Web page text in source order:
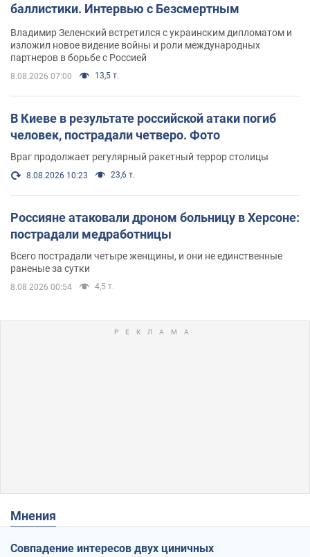
баллистики. Интервью с Безсмертным
Владимир Зеленский встретился с украинским дипломатом и
изложил новое видение войны и роли международных
партнеров в борьбе с Россией
8.08.2026 07:00 13,5 т.
В Киеве в результате российской атаки погиб
человек, пострадали четверо. Фото
Враг продолжает регулярный ракетный террор столицы
8.08.2026 10:23 23,6 т.
Россияне атаковали дроном больницу в Херсоне:
пострадали медработницы
Всего пострадали четыре женщины, и они не единственные
раненые за сутки
8.08.2026 00:54 4,5 т.
Мнения
Совпадение интересов двух циничных